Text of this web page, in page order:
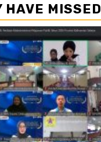
HAVE MISSED